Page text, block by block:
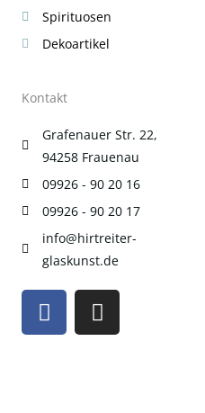
Spirituosen
Dekoartikel
Kontakt
Grafenauer Str. 22,
94258 Frauenau
09926 - 90 20 16
09926 - 90 20 17
info@hirtreiter-
glaskunst.de
F
a
c
I
n
s